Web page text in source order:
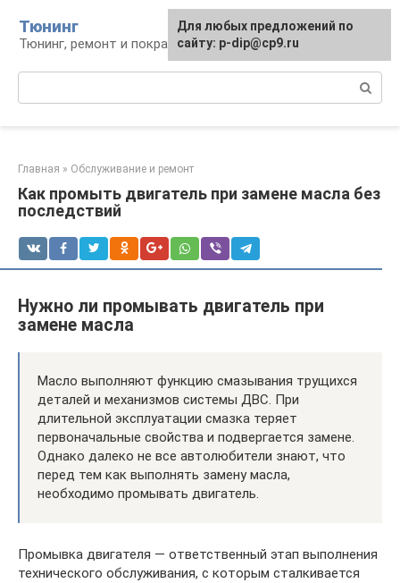
контенту
Тюнинг
Тюнинг, ремонт и покраска автомобиля
Главная » Обслуживание и ремонт
Как промыть двигатель при замене масла без
последствий
Нужно ли промывать двигатель при
замене масла
Масло выполняют функцию смазывания трущихся
деталей и механизмов системы ДВС. При
длительной эксплуатации смазка теряет
первоначальные свойства и подвергается замене.
Однако далеко не все автолюбители знают, что
перед тем как выполнять замену масла,
необходимо промывать двигатель.
Промывка двигателя — ответственный этап выполнения
технического обслуживания, с которым сталкивается
Для любых предложений по
сайту: p-dip@cp9.ru